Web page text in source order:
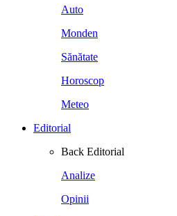
Auto
Monden
Sănătate
Horoscop
Meteo
Editorial
Back Editorial
Analize
Opinii